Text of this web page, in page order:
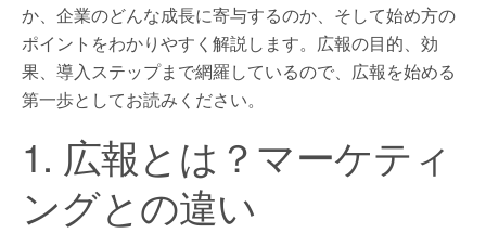
か、企業のどんな成長に寄与するのか、そして始め方の
ポイントをわかりやすく解説します。広報の目的、効
果、導入ステップまで網羅しているので、広報を始める
第一歩としてお読みください。
1. 広報とは？マーケティ
ングとの違い